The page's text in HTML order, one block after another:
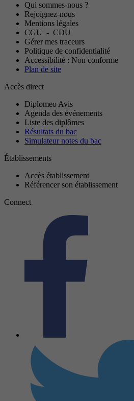
Qui sommes-nous ?
Rejoignez-nous
Mentions légales
CGU - CDU
Gérer mes traceurs
Politique de confidentialité
Accessibilité : Non conforme
Plan de site
Accès direct
Diplomeo Avis
Agenda des événements
Liste des diplômes
Résultats du bac
Simulateur notes du bac
Établissements
Accès établissement
Référencer son établissement
Connect